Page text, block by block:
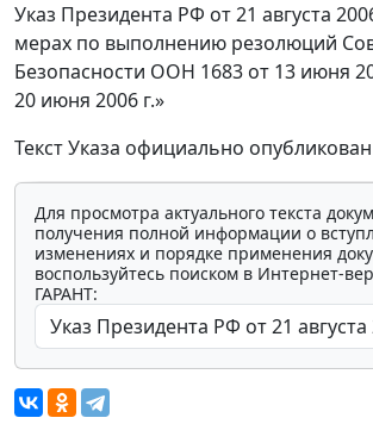
Указ Президента РФ от 21 августа
мерах по выполнению резолюций
Безопасности ООН 1683 от 13 июня
20 июня 2006 г.»
Текст Указа официально
Для просмотра актуального текста
получения полной информации о
изменениях и порядке применения
воспользуйтесь поиском в Интернет-
ГАРАНТ: